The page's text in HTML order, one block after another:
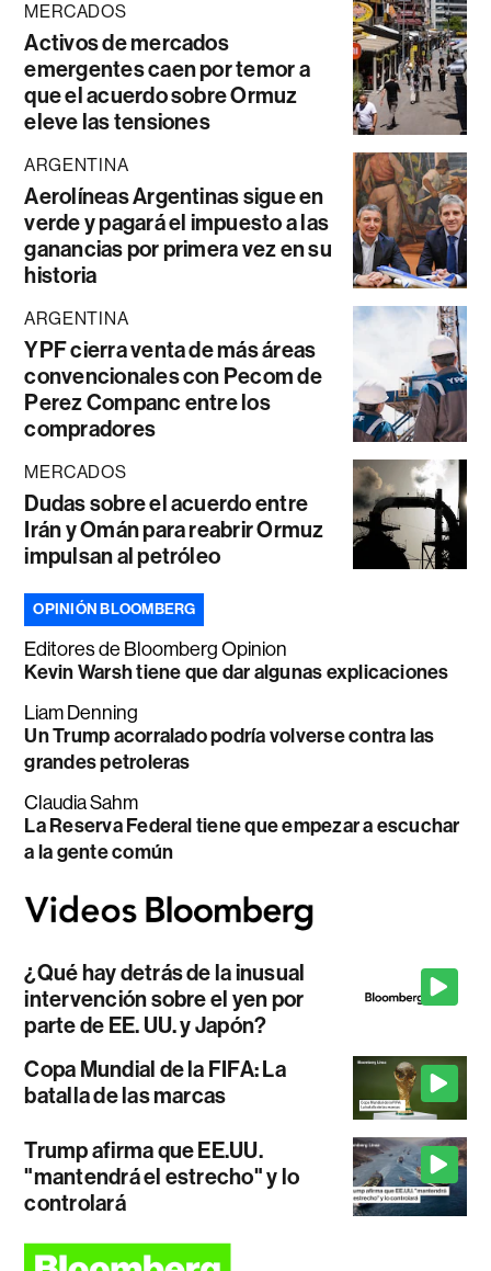
MERCADOS
Activos de mercados
emergentes caen por temor a
que el acuerdo sobre Ormuz
eleve las tensiones
ARGENTINA
Aerolíneas Argentinas sigue en
verde y pagará el impuesto a las
ganancias por primera vez en su
historia
ARGENTINA
YPF cierra venta de más áreas
convencionales con Pecom de
Perez Companc entre los
compradores
MERCADOS
Dudas sobre el acuerdo entre
Irán y Omán para reabrir Ormuz
impulsan al petróleo
OPINIÓN BLOOMBERG
Editores de Bloomberg Opinion
Kevin Warsh tiene que dar algunas explicaciones
Liam Denning
Un Trump acorralado podría volverse contra las
grandes petroleras
Claudia Sahm
La Reserva Federal tiene que empezar a escuchar
a la gente común
¿Qué hay detrás de la inusual
intervención sobre el yen por
parte de EE. UU. y Japón?
Copa Mundial de la FIFA: La
batalla de las marcas
Trump afirma que EE.UU.
"mantendrá el estrecho" y lo
controlará